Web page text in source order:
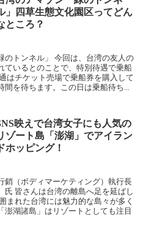
」四草生態文化園区ってどん
ところ？
のトンネル」 今回は、台湾の友人の
ているとのことで、特別待遇で乗船
はチケット売場で乗船券を購入して
を待ちます。この日は乗船待ち...
映えで台湾女子にも人気の
ゾート島「澎湖」でアイラン
ドホッピング！
銷（ボディマーケティング）執行長
氏 皆さんは台湾の離島へ足を延ばし
まれた台湾には魅力的な島々が多く
澎湖諸島」はリゾートとしても注目